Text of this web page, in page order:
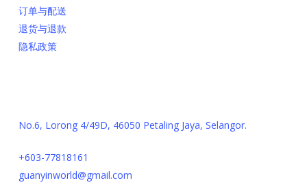
订单与配送
退货与退款
隐私政策
No.6, Lorong 4/49D, 46050 Petaling Jaya, Selangor.
+603-77818161
guanyinworld@gmail.com